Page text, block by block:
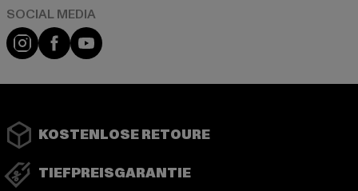
Instagram
FacebookYouTube
KOSTENLOSE RETOURE
TIEFPREISGARANTIE